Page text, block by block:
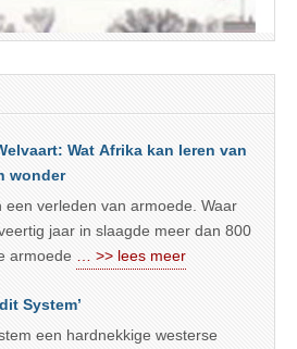
Wat Afrika kan leren van
wonder
een verleden van armoede. Waar
jaar in slaagde meer dan 800
armoede
… >> lees meer
System’
een hardnekkige westerse